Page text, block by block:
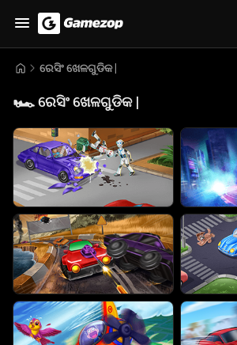
ରେସିଂ ଖେଳଗୁଡିକ |
🏎️ରେସିଂ ଖେଳଗୁଡିକ |